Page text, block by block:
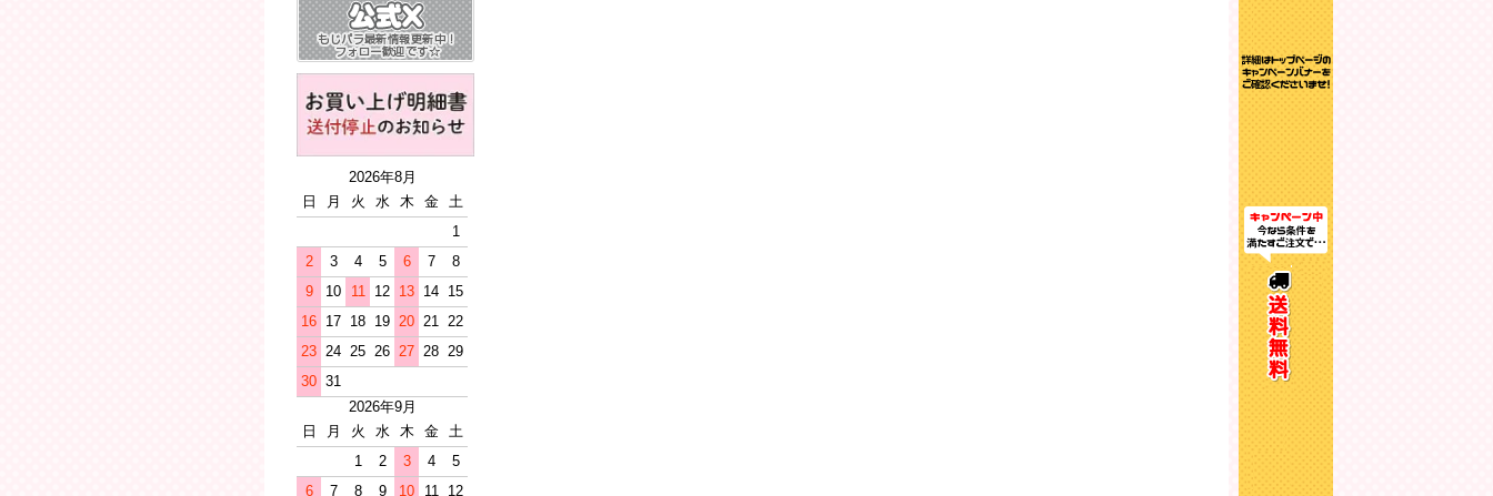
2026年8月
日
月 火 水 木 金
土
1
2
3 4 5 6 7
8
9
10 11 12 13 14 15
16 17 18 19 20 21 22
23 24 25 26 27 28 29
30 31
2026年9月
日
月 火 水 木 金
土
1
2 3 4
5
6
7 8 9 10 11
12